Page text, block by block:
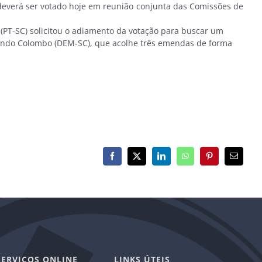
ser votado hoje em reunião conjunta das Comissões de
SC) solicitou o adiamento da votação para buscar um
Colombo (DEM-SC), que acolhe três emendas de forma
Facebook
X LinkedInWhatsAppPinterest
E-
mail
ONLINE LINKS ÚTEIS